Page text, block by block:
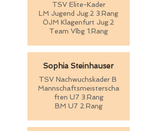
TSV Elite-Kader
LM Jugend Jug.2 3.Rang
ÖJM Klagenfurt Jug.2
Team Vlbg 1.Rang
Sophia Steinhauser
TSV Nachwuchskader B
Mannschaftsmeisterscha
ften U7 3.Rang
BM U7 2.Rang